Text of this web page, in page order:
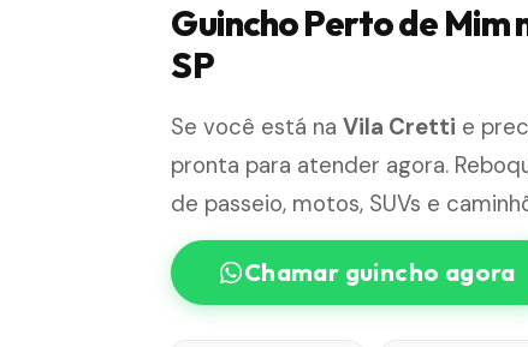
Guincho Perto de
SP
Se você está naVila Cretti e
pronta para atender agora.
de passeio, motos, SUVs e
Chamar guincho agora